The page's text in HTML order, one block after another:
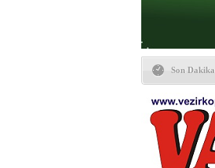
Son Dakika